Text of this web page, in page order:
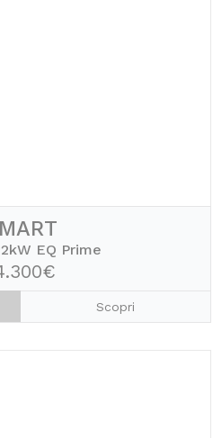
EQ Prime
Scopri